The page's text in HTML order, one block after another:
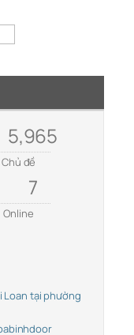
5,965
Chủ đề
7
Online
Loan tại phường